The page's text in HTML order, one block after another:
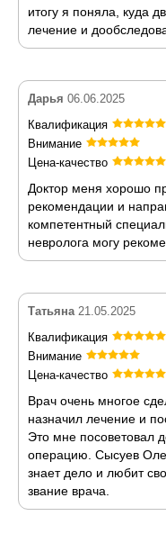
итогу я поняла, куда
лечение и
Дарья 06.06.2025
Квалификация
Внимание
Цена-качество
Доктор меня хорошо
рекомендации и
компетентный
невролога могу
Татьяна 21.05.2025
Квалификация
Внимание
Цена-качество
Врач очень многое
назначил лечение и
Это мне посоветовал
операцию. Сысуев
знает дело и любит
звание врача.